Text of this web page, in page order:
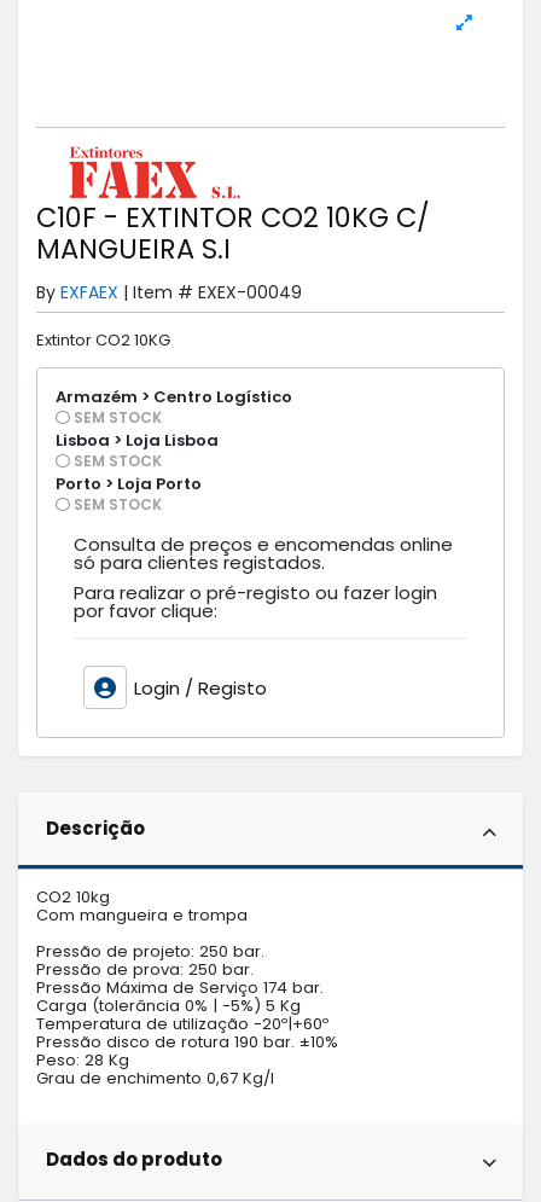
C10F - EXTINTOR CO2 10KG C/
MANGUEIRA S.I
By EXFAEX | Item # EXEX-00049
Extintor CO2 10KG
Armazém > Centro Logístico
SEM STOCK
Lisboa > Loja Lisboa
SEM STOCK
Porto > Loja Porto
SEM STOCK
Consulta de preços e encomendas online
só para clientes registados.
Para realizar o pré-registo ou fazer login
por favor clique:
Login / Registo
Descrição
CO2 10kg
Com mangueira e trompa
Pressão de projeto: 250 bar.
Pressão de prova: 250 bar.
Pressão Máxima de Serviço 174 bar.
Carga (tolerância 0% | -5%) 5 Kg
Temperatura de utilização -20º|+60º
Pressão disco de rotura 190 bar. ±10%
Peso: 28 Kg
Grau de enchimento 0,67 Kg/l
Dados do produto